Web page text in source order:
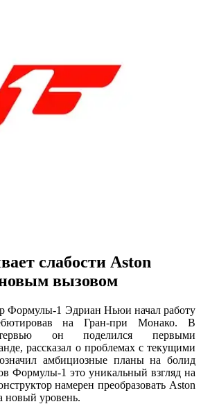
слабости Aston
вызовом
Формулы-1 Эдриан Ньюи начал работу
на Гран-при Монако. В
он поделился первыми
рассказал о проблемах с текущими
амбициозные планы на болид
Формулы-1 это уникальный взгляд на
намерен преобразовать Aston
новый уровень.